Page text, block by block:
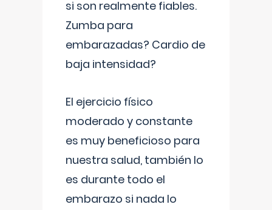
si son realmente fiables.
Zumba para
embarazadas? Cardio de
baja intensidad?
El ejercicio físico
moderado y constante
es muy beneficioso para
nuestra salud, también lo
es durante todo el
embarazo si nada lo